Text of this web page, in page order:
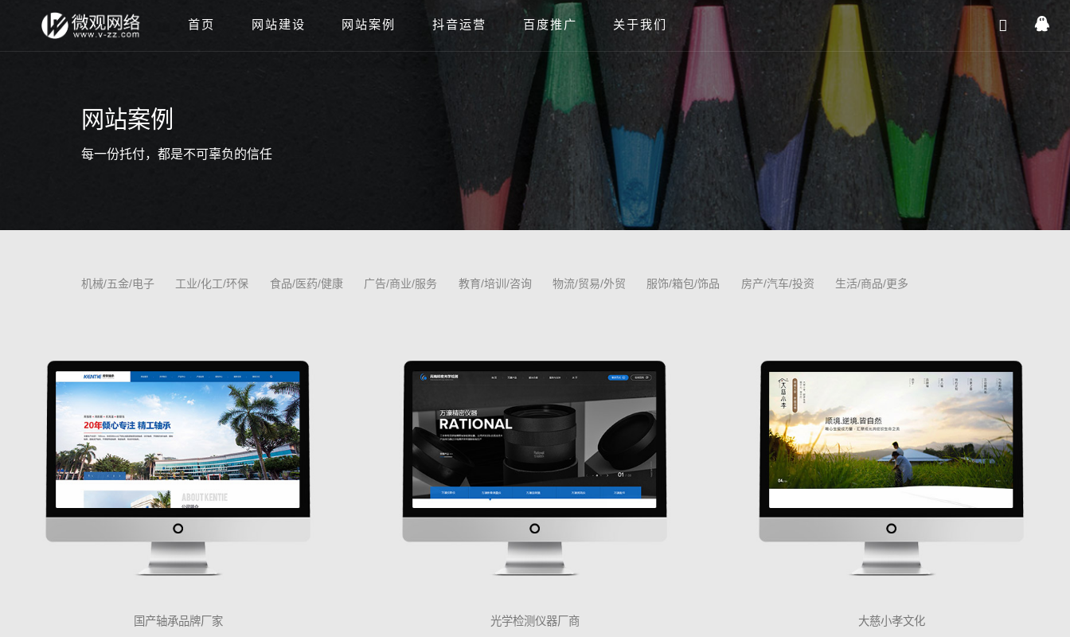
首页 网站建设 网站案例 抖音运营 百度推广 关于我们
网站案例
每一份托付，都是不可辜负的信任
机械/五金/电子 工业/化工/环保 食品/医药/健康 广告/商业/服务 教育/培训/咨询 物流/贸易/外贸 服饰/箱包/饰品 房产/汽车/投资 生活/商品/更多
国产轴承品牌厂家 光学检测仪器厂商 大慈小孝文化